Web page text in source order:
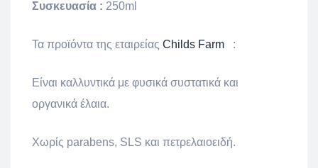
Συσκευασία : 250ml
Τα προϊόντα της εταιρείας Childs Farm :
Είναι καλλυντικά με φυσικά συστατικά και
οργανικά έλαια.
Χωρίς parabens, SLS και πετρελαιοειδή.